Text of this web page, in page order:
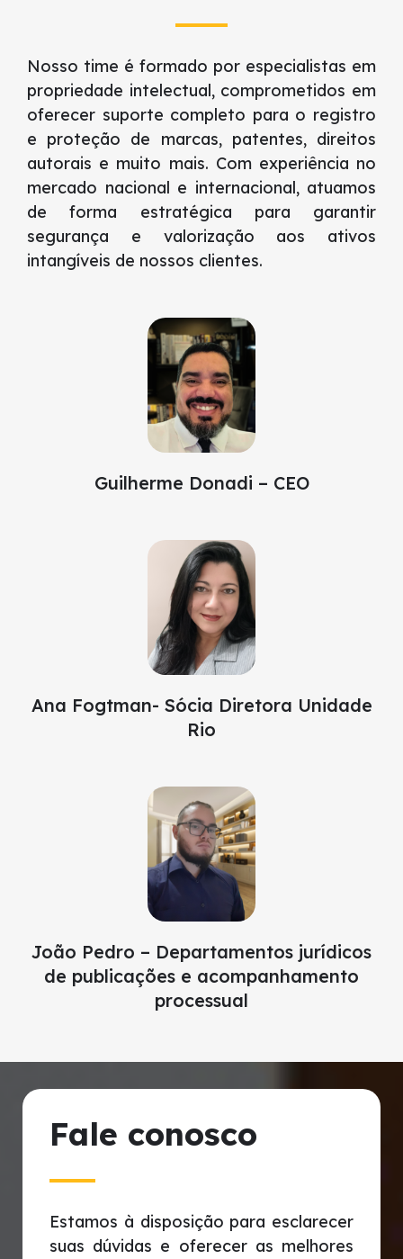
Nosso time é formado por especialistas em
propriedade intelectual, comprometidos em
oferecer suporte completo para o registro
e proteção de marcas, patentes, direitos
autorais e muito mais. Com experiência no
mercado nacional e internacional, atuamos
de forma estratégica para garantir
segurança e valorização aos ativos
intangíveis de nossos clientes.
Guilherme Donadi – CEO
Ana Fogtman- Sócia Diretora Unidade
Rio
João Pedro – Departamentos jurídicos
de publicações e acompanhamento
processual
Fale conosco
Estamos à disposição para esclarecer
suas dúvidas e oferecer as melhores